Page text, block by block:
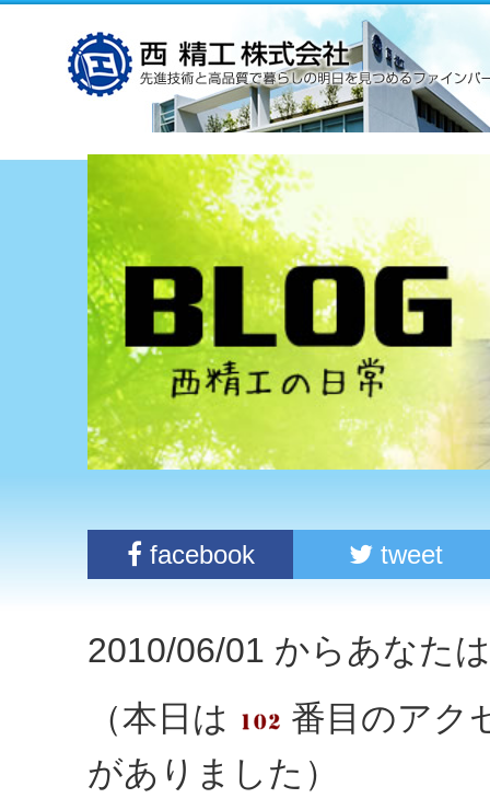
facebook tweet
2010/06/01 からあなた
（本日は
番目のア
がありました）